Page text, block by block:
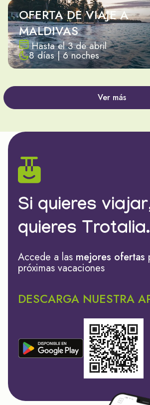
OFERTA DE VIAJE A
MALDIVAS
Hasta el 3 de abril
8 días | 6 noches
Ver más
Si quieres
quieres Trotalia.
Accede a las mejores ofertas
próximas vacaciones
DESCARGA NUESTRA